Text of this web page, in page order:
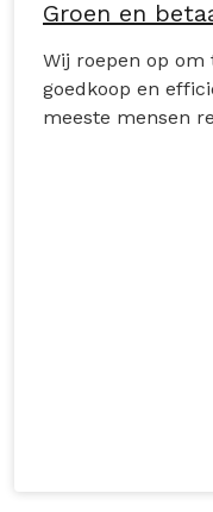
Groen en
Wij roepen op om
goedkoop en
meeste mensen